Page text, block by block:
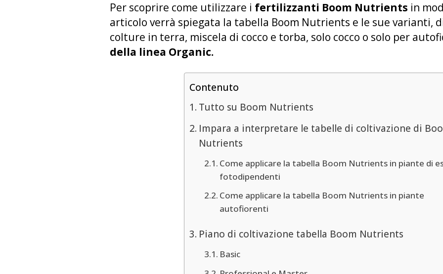
Per scoprire come utilizzare i fertilizzanti Boom Nutrients in
articolo verrà spiegata la tabella Boom Nutrients e le sue varianti,
colture in terra, miscela di cocco e torba, solo cocco o solo per
della linea Organic.
Contenuto
Tutto su Boom Nutrients
Impara a interpretare le tabelle di coltivazione di
Nutrients
Come applicare la tabella Boom Nutrients in piante di
fotodipendenti
Come applicare la tabella Boom Nutrients in piante
autofiorenti
Piano di coltivazione tabella Boom Nutrients
Basic